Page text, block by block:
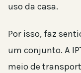
uso da casa.
Por isso, faz
um conjunto. A
meio de